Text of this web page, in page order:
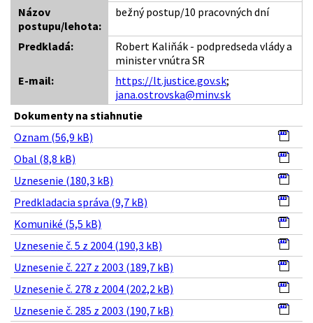
Názov
postupu/lehota:
bežný postup/10 pracovných dní
Predkladá:
Robert Kaliňák - podpredseda vlády a
minister vnútra SR
E-mail:
https://lt.justice.gov.sk;
jana.ostrovska@minv.sk
Dokumenty na stiahnutie
Oznam (56,9 kB)
Obal (8,8 kB)
Uznesenie (180,3 kB)
Predkladacia správa (9,7 kB)
Komuniké (5,5 kB)
Uznesenie č. 5 z 2004 (190,3 kB)
Uznesenie č. 227 z 2003 (189,7 kB)
Uznesenie č. 278 z 2004 (202,2 kB)
Uznesenie č. 285 z 2003 (190,7 kB)